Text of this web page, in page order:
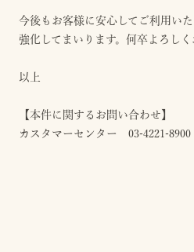
今後もお客様に安心してご利用い
強化してまいります。何卒よろしく
以上
【本件に関するお問い合わせ】
カスタマーセンター 03-4221-8900